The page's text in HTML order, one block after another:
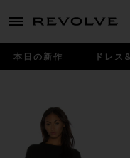
menu - shows more content
本日の新作 ドレス